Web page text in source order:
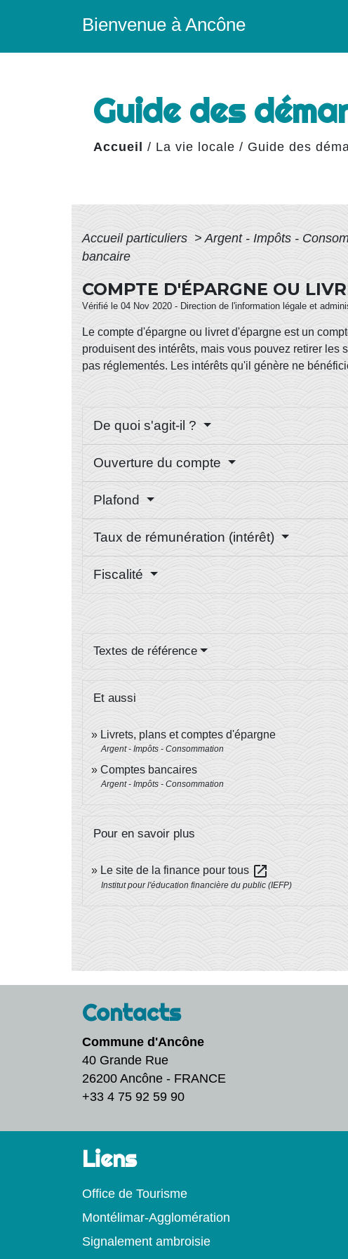
Bienvenue à Ancône
Guide des
Accueil / La vie locale / Guide des
Accueil particuliers > Argent - Impôts -
bancaire
COMPTE D'ÉPARGNE OU
Vérifié le 04 Nov 2020 - Direction de l'information légale et
Le compte d'épargne ou livret d'épargne est un
produisent des intérêts, mais vous pouvez retirer les
pas réglementés. Les intérêts qu'il génère ne
De quoi s'agit-il ?
Ouverture du compte
Plafond
Taux de rémunération (intérêt)
Fiscalité
Textes de référence
Et aussi
Livrets, plans et comptes d'épargne
Argent - Impôts - Consommation
Comptes bancaires
Argent - Impôts - Consommation
Pour en savoir plus
Le site de la finance pour tous open_in_new
Institut pour l'éducation financière du public (IEFP)
Contacts
Commune d'Ancône
40 Grande Rue
26200 Ancône - FRANCE
+33 4 75 92 59 90
Liens
Office de Tourisme
Montélimar-Agglomération
Signalement ambroisie